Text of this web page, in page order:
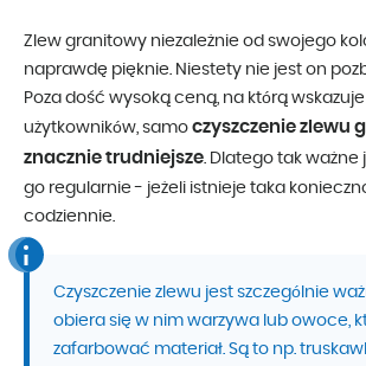
Zlew granitowy niezależnie od swojego
naprawdę pięknie. Niestety nie jest on
Poza dość wysoką ceną, na którą
użytkowników, samo czyszczenie zlewu
znacznie trudniejsze. Dlatego tak ważne
go regularnie - jeżeli istnieje taka
codziennie.
Czyszczenie zlewu jest szczególnie
obiera się w nim warzywa lub owoce,
zafarbować materiał. Są to np.